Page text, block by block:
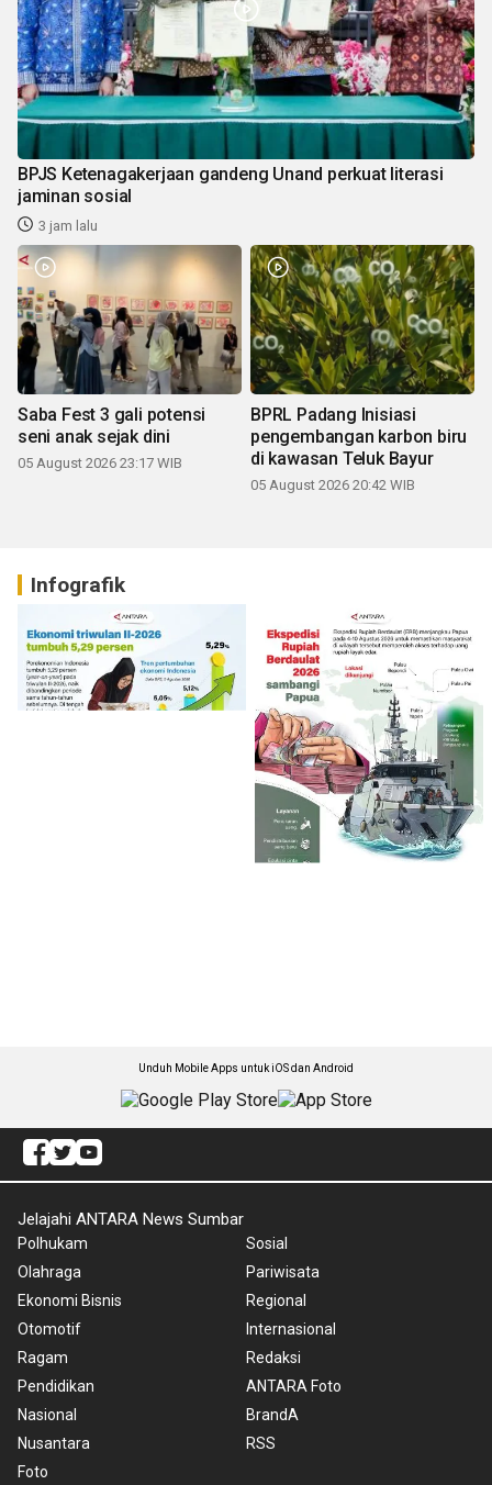
BPJS Ketenagakerjaan gandeng Unand perkuat literasi
jaminan sosial
3 jam lalu
Saba Fest 3 gali potensi
seni anak sejak dini
05 August 2026 23:17 WIB
BPRL Padang Inisiasi
pengembangan karbon biru
di kawasan Teluk Bayur
05 August 2026 20:42 WIB
Infografik
Unduh Mobile Apps untuk iOS dan Android
Jelajahi ANTARA News Sumbar
Polhukam
Olahraga
Ekonomi Bisnis
Otomotif
Ragam
Pendidikan
Nasional
Nusantara
Foto
Sosial
Pariwisata
Regional
Internasional
Redaksi
ANTARA Foto
BrandA
RSS